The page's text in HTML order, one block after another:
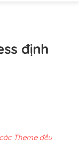
định
Theme đều